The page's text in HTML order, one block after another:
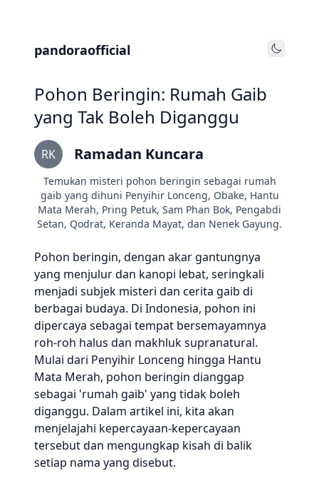
pandoraofficial Toggle
Pohon Beringin: Rumah Gaib
yang Tak Boleh Diganggu
RK Ramadan Kuncara
Temukan misteri pohon beringin sebagai rumah
gaib yang dihuni Penyihir Lonceng, Obake, Hantu
Mata Merah, Pring Petuk, Sam Phan Bok, Pengabdi
Setan, Qodrat, Keranda Mayat, dan Nenek Gayung.
Pohon beringin, dengan akar gantungnya
yang menjulur dan kanopi lebat, seringkali
menjadi subjek misteri dan cerita gaib di
berbagai budaya. Di Indonesia, pohon ini
dipercaya sebagai tempat bersemayamnya
roh-roh halus dan makhluk supranatural.
Mulai dari Penyihir Lonceng hingga Hantu
Mata Merah, pohon beringin dianggap
sebagai 'rumah gaib' yang tidak boleh
diganggu. Dalam artikel ini, kita akan
menjelajahi kepercayaan-kepercayaan
tersebut dan mengungkap kisah di balik
setiap nama yang disebut.